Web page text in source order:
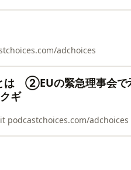
adchoices
は ②EUの緊急理事会で
ギ
podcastchoices.com/adchoices